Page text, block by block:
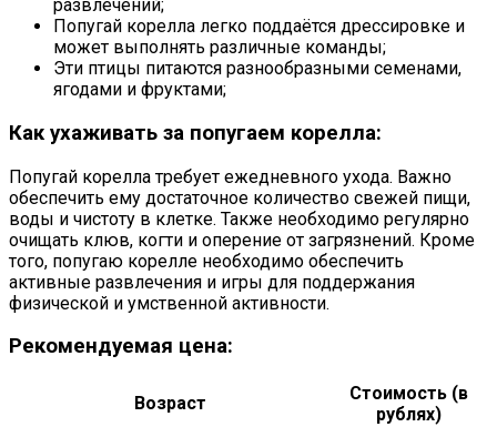
развлечений;
Попугай корелла легко поддаётся дрессировке и
может выполнять различные команды;
Эти птицы питаются разнообразными семенами,
ягодами и фруктами;
Как ухаживать за попугаем корелла:
Попугай корелла требует ежедневного ухода. Важно
обеспечить ему достаточное количество свежей пищи,
воды и чистоту в клетке. Также необходимо регулярно
очищать клюв, когти и оперение от загрязнений. Кроме
того, попугаю корелле необходимо обеспечить
активные развлечения и игры для поддержания
физической и умственной активности.
Рекомендуемая цена:
Возраст
Стоимость (в
рублях)